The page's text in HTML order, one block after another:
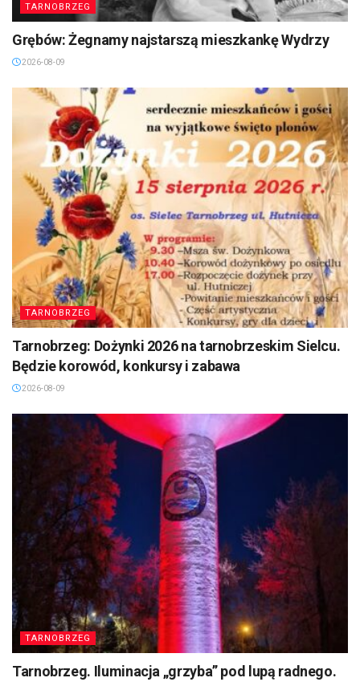
TARNOBRZEG
Grębów: Żegnamy najstarszą mieszkankę Wydrzy
2026-08-09
TARNOBRZEG
Tarnobrzeg: Dożynki 2026 na tarnobrzeskim Sielcu.
Będzie korowód, konkursy i zabawa
2026-08-09
TARNOBRZEG
Tarnobrzeg. Iluminacja „grzyba” pod lupą radnego.